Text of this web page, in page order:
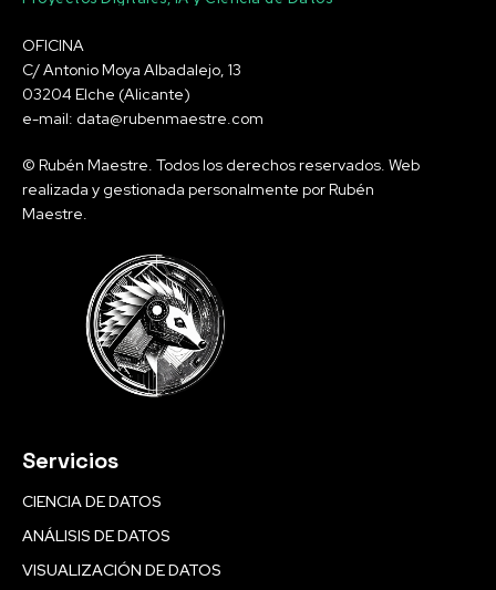
OFICINA
C/ Antonio Moya Albadalejo, 13
03204 Elche (Alicante)
e-mail: data@rubenmaestre.com
© Rubén Maestre. Todos los derechos reservados. Web
realizada y gestionada personalmente por Rubén
Maestre.
Servicios
CIENCIA DE DATOS
ANÁLISIS DE DATOS
VISUALIZACIÓN DE DATOS